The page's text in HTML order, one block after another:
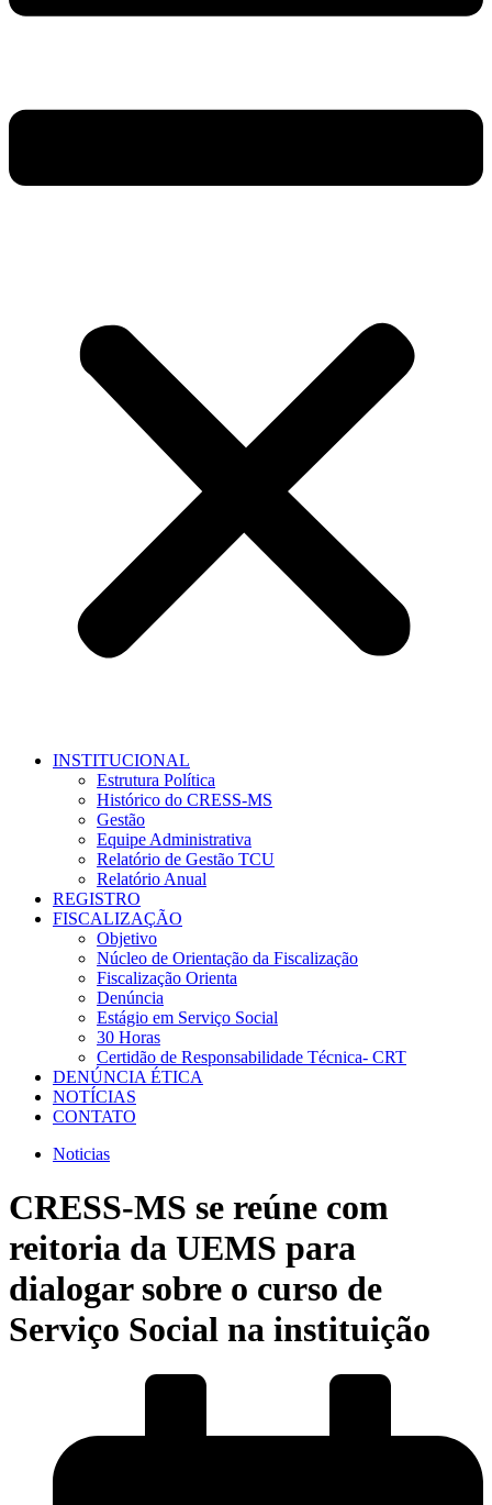
INSTITUCIONAL
Estrutura Política
Histórico do CRESS-MS
Gestão
Equipe Administrativa
Relatório de Gestão TCU
Relatório Anual
REGISTRO
FISCALIZAÇÃO
Objetivo
Núcleo de Orientação da Fiscalização
Fiscalização Orienta
Denúncia
Estágio em Serviço Social
30 Horas
Certidão de Responsabilidade Técnica- CRT
DENÚNCIA ÉTICA
NOTÍCIAS
CONTATO
Noticias
CRESS-MS se reúne com
reitoria da UEMS para
dialogar sobre o curso de
Serviço Social na instituição